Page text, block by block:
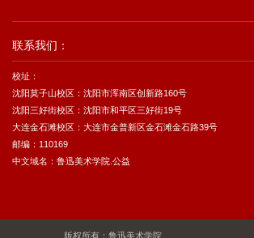
联系我们：
校址：
沈阳莫子山校区：沈阳市浑南区创新路160号
沈阳三好街校区：沈阳市和平区三好街19号
大连金石滩校区：大连市金普新区金石滩金石路39号
邮编：110169
中文域名：鲁迅美术学院.公益
版权所有：鲁迅美术学院